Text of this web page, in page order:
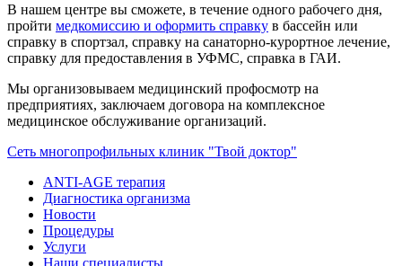
В нашем центре вы сможете, в течение одного рабочего дня,
пройти медкомиссию и оформить справку в бассейн или
справку в спортзал, справку на санаторно-курортное лечение,
справку для предоставления в УФМС, справка в ГАИ.
Мы организовываем медицинский профосмотр на
предприятиях, заключаем договора на комплексное
медицинское обслуживание организаций.
Сеть многопрофильных клиник "Твой доктор"
ANTI-AGE терапия
Диагностика организма
Новости
Процедуры
Услуги
Наши специалисты